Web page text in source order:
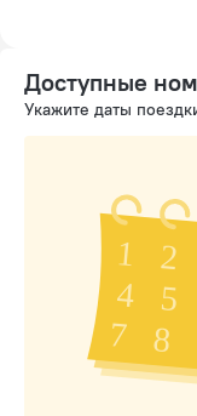
Доступные
Укажите даты